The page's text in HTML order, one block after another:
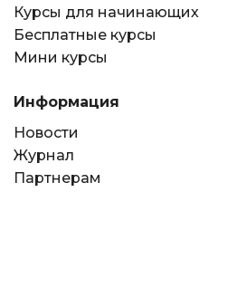
Курсы для начинающих
Бесплатные курсы
Мини курсы
Информация
Новости
Журнал
Партнерам